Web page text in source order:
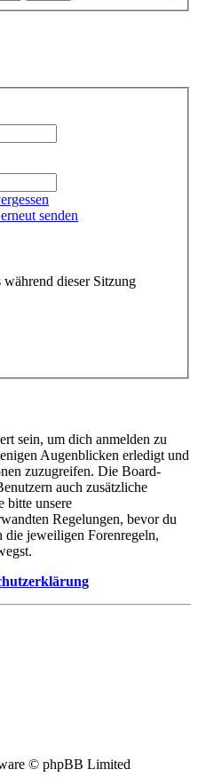
senden
dieser Sitzung
sein, um dich anmelden zu
Augenblicken erledigt und
zuzugreifen. Die Board-
auch zusätzliche
bitte unsere
Regelungen, bevor du
die jeweiligen Forenregeln,
© phpBB Limited